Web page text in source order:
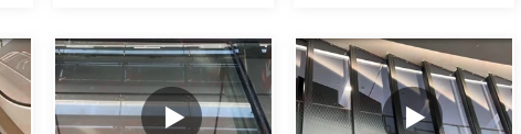
Thời lượng.:
Ngày:
2024-09-27
Thời lượng.:
Ngày: 2024-09-27